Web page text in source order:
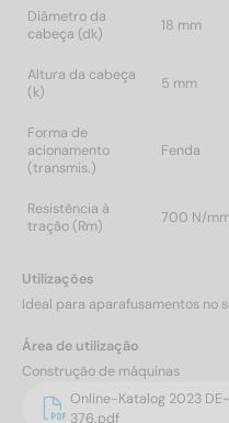
Diâmetro da
cabeça (dk)
18 mm
Altura da cabeça
(k)
5 mm
Forma de
acionamento
(transmis.)
Fenda
Resistência à
tração (Rm)
700 N/
Utilizações
Ideal para aparafusamentos no
Área de utilização
Construção de máquinas
Online-Katalog 2023
376.pdf